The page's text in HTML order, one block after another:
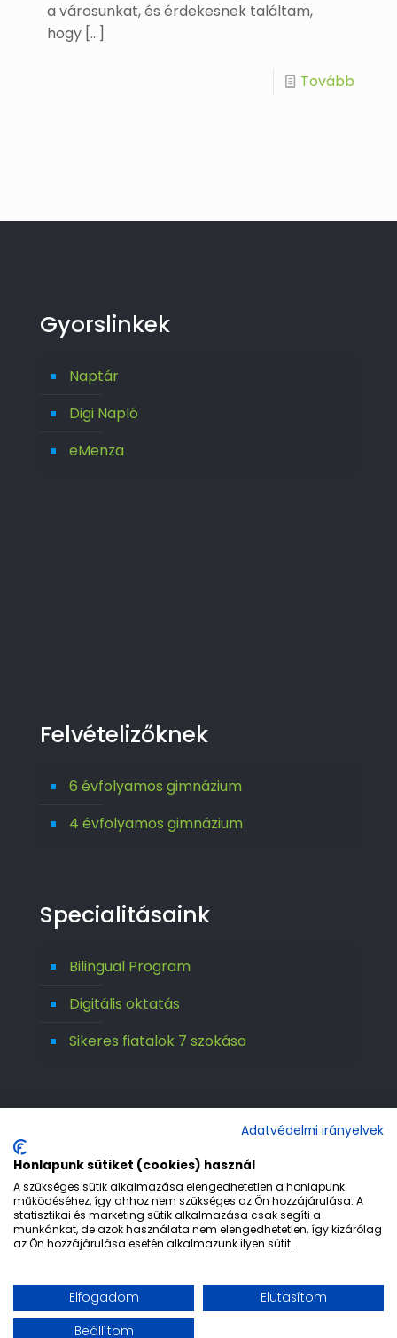
a városunkat, és érdekesnek találtam,
hogy […]
Tovább
Gyorslinkek
Naptár
Digi Napló
eMenza
Felvételizőknek
6 évfolyamos gimnázium
4 évfolyamos gimnázium
Specialitásaink
Bilingual Program
Digitális oktatás
Sikeres fiatalok 7 szokása
© 1992-2026 Európa 2000 Gimnázium. All
Rights Reserved.
Etika
Adatvédelem
Jogi nyilatkozat
Impresszum
Adatvédelmi irányelvek
Honlapunk sütiket (cookies) használ
A szükséges sütik alkalmazása elengedhetetlen a honlapunk
működéséhez, így ahhoz nem szükséges az Ön hozzájárulása. A
statisztikai és marketing sütik alkalmazása csak segíti a
munkánkat, de azok használata nem elengedhetetlen, így kizárólag
az Ön hozzájárulása esetén alkalmazunk ilyen sütit.
Elfogadom
Elutasítom
Beállítom